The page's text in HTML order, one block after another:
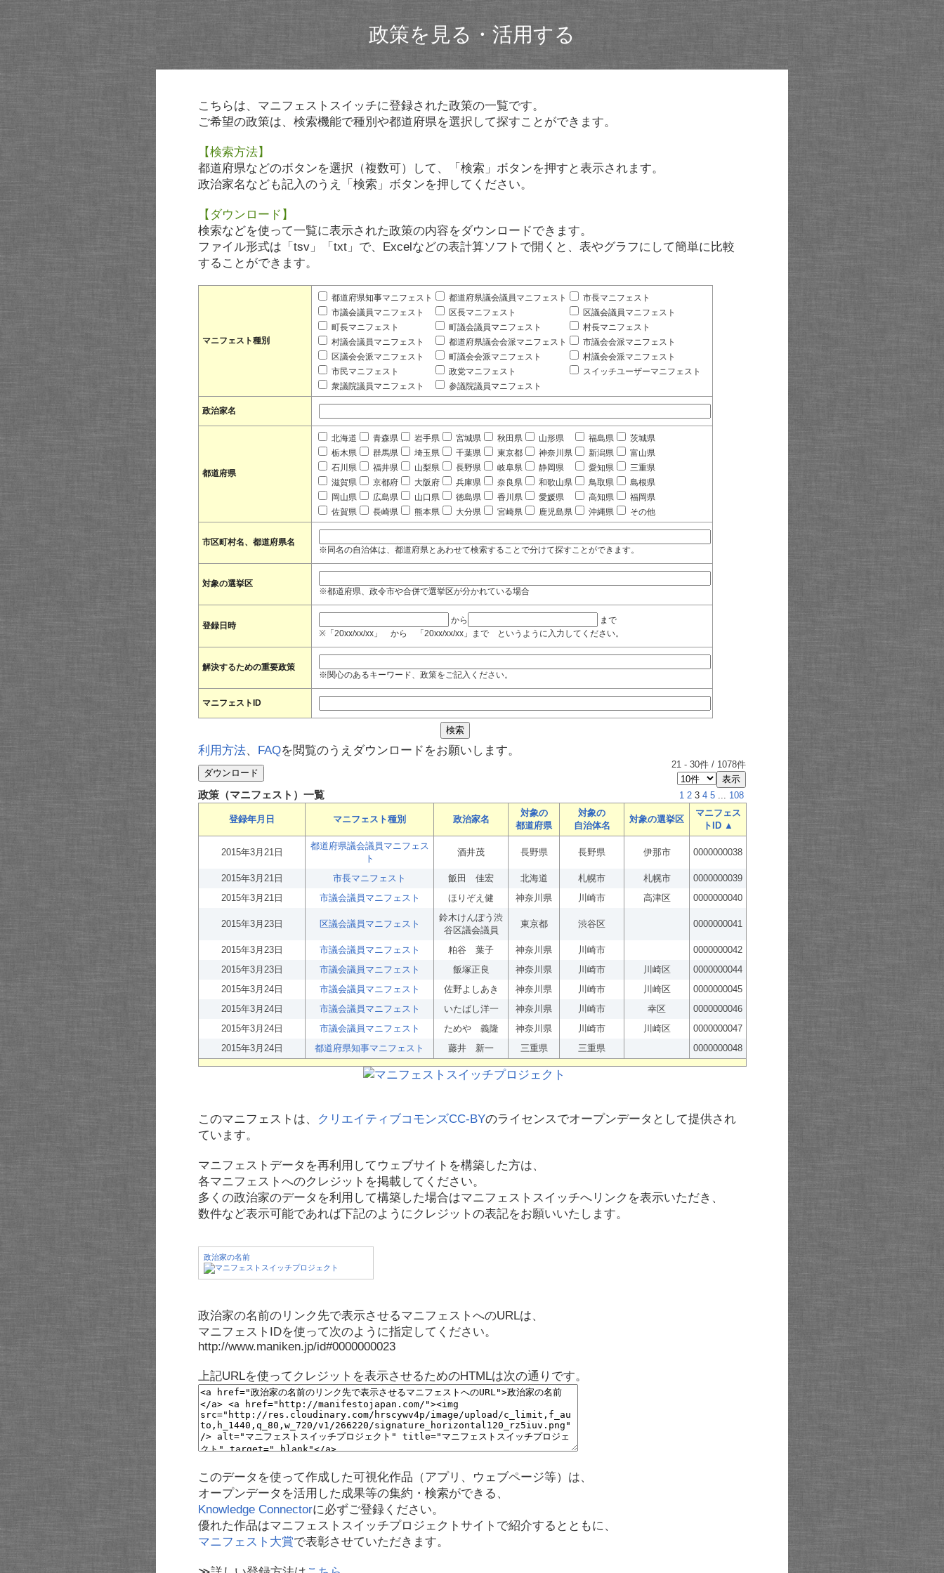
政策を見る・活用する
こちらは、マニフェストスイッチに登録された政策の一覧です。
ご希望の政策は、検索機能で種別や都道府県を選択して探すことができます。
【検索方法】
都道府県などのボタンを選択（複数可）して、「検索」ボタンを押すと表示されます。
政治家名なども記入のうえ「検索」ボタンを押してください。
【ダウンロード】
検索などを使って一覧に表示された政策の内容をダウンロードできます。
ファイル形式は「tsv」「txt」で、Excelなどの表計算ソフトで開くと、表やグラフにして簡単に比較
することができます。
マニフェスト種別
都道府県知事マニフェスト 都道府県議会議員マニフェスト
市長マニフェスト
市議会議員マニフェスト
区長マニフェスト
区議会議員マニフェスト
町長マニフェスト
町議会議員マニフェスト
村長マニフェスト
村議会議員マニフェスト
都道府県議会会派マニフェスト
市議会会派マニフェスト
区議会会派マニフェスト
町議会会派マニフェスト
村議会会派マニフェスト
市民マニフェスト
政党マニフェスト
スイッチユーザーマニフェスト
衆議院議員マニフェスト
参議院議員マニフェスト
政治家名
都道府県
北海道 青森県 岩手県 宮城県 秋田県 山形県 福島県
茨城県
栃木県
群馬県 埼玉県 千葉県 東京都 神奈川県 新潟県
富山県
石川県
福井県 山梨県 長野県 岐阜県 静岡県 愛知県
三重県
滋賀県
京都府 大阪府 兵庫県 奈良県 和歌山県 鳥取県
島根県
岡山県
広島県 山口県 徳島県 香川県 愛媛県 高知県
福岡県
佐賀県
長崎県 熊本県 大分県 宮崎県 鹿児島県 沖縄県 その他
市区町村名、都道府県名
※同名の自治体は、都道府県とあわせて検索することで分けて探すことができます。
対象の選挙区
※都道府県、政令市や合併で選挙区が分かれている場合
登録日時
から
まで
※「20xx/xx/xx」 から 「20xx/xx/xx」まで というように入力してください。
解決するための重要政策
※関心のあるキーワード、政策をご記入ください。
マニフェストID
利用方法、 FAQを閲覧のうえダウンロードをお願いします。
21 - 30件 / 1078件
政策（マニフェスト）一覧 1 2 3 4 5 ... 108
登録年月日 マニフェスト種別 政治家名
対象の
都道府県
対象の
自治体名
対象の選挙区
マニフェス
トID ▲
2015年3月21日
都道府県議会議員マニフェス
ト
酒井茂 長野県 長野県 伊那市 0000000038
2015年3月21日 市長マニフェスト 飯田 佳宏 北海道 札幌市 札幌市
0000000039
2015年3月21日
市議会議員マニフェスト ほりぞえ健 神奈川県 川崎市 高津区 0000000040
2015年3月23日 区議会議員マニフェスト
鈴木けんぽう渋
谷区議会議員
東京都 渋谷区 0000000041
2015年3月23日 市議会議員マニフェスト 粕谷 葉子 神奈川県 川崎市
0000000042
2015年3月23日
市議会議員マニフェスト 飯塚正良 神奈川県 川崎市 川崎区
0000000044
2015年3月24日
市議会議員マニフェスト 佐野よしあき 神奈川県 川崎市 川崎区
0000000045
2015年3月24日
市議会議員マニフェスト いたばし洋一 神奈川県 川崎市 幸区
0000000046
2015年3月24日
市議会議員マニフェスト ためや 義隆 神奈川県 川崎市 川崎区
0000000047
2015年3月24日
都道府県知事マニフェスト 藤井 新一 三重県 三重県 0000000048
このマニフェストは、 クリエイティブコモンズCC-BYのライセンスでオープンデータとして提供され
ています。
マニフェストデータを再利用してウェブサイトを構築した方は、
各マニフェストへのクレジットを掲載してください。
多くの政治家のデータを利用して構築した場合はマニフェストスイッチへリンクを表示いただき、
数件など表示可能であれば下記のようにクレジットの表記をお願いいたします。
政治家の名前
政治家の名前のリンク先で表示させるマニフェストへのURLは、
マニフェストIDを使って次のように指定してください。
http://www.maniken.jp/id#0000000023
上記URLを使ってクレジットを表示させるためのHTMLは次の通りです。
このデータを使って作成した可視化作品（アプリ、ウェブページ等）は、
オープンデータを活用した成果等の集約・検索ができる、
Knowledge Connectorに必ずご登録ください。
優れた作品はマニフェストスイッチプロジェクトサイトで紹介するとともに、
マニフェスト大賞で表彰させていただきます。